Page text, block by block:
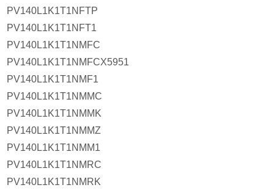
PV140L1K1T1NFTP
PV140L1K1T1NFT1
PV140L1K1T1NMFC
PV140L1K1T1NMFCX5951
PV140L1K1T1NMF1
PV140L1K1T1NMMC
PV140L1K1T1NMMK
PV140L1K1T1NMMZ
PV140L1K1T1NMM1
PV140L1K1T1NMRC
PV140L1K1T1NMRK